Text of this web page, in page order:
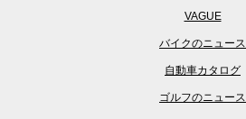
VAGUE
バイクのニュース
自動車カタログ
ゴルフのニュース